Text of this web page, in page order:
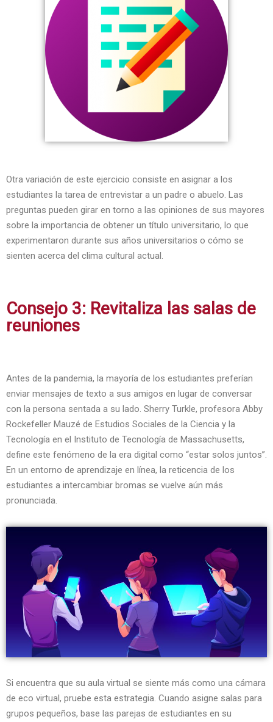
Otra variación de este ejercicio consiste en asignar a los
estudiantes la tarea de entrevistar a un padre o abuelo. Las
preguntas pueden girar en torno a las opiniones de sus mayores
sobre la importancia de obtener un título universitario, lo que
experimentaron durante sus años universitarios o cómo se
sienten acerca del clima cultural actual.
Consejo 3: Revitaliza las salas de
reuniones
Antes de la pandemia, la mayoría de los estudiantes preferían
enviar mensajes de texto a sus amigos en lugar de conversar
con la persona sentada a su lado. Sherry Turkle, profesora Abby
Rockefeller Mauzé de Estudios Sociales de la Ciencia y la
Tecnología en el Instituto de Tecnología de Massachusetts,
define este fenómeno de la era digital como “estar solos juntos”.
En un entorno de aprendizaje en línea, la reticencia de los
estudiantes a intercambiar bromas se vuelve aún más
pronunciada.
Si encuentra que su aula virtual se siente más como una cámara
de eco virtual, pruebe esta estrategia. Cuando asigne salas para
grupos pequeños, base las parejas de estudiantes en su